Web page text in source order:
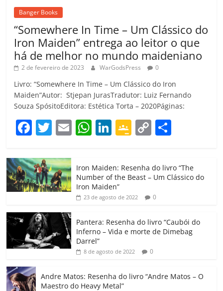
Banger Books
“Somewhere In Time – Um Clássico do
Iron Maiden” entrega ao leitor o que
há de melhor no mundo maideniano
2 de fevereiro de 2023 WarGodsPress 0
Livro: “Somewhere In Time – Um Clássico do Iron
Maiden”Autor: Stjepan JurasTradutor: Luiz Fernando
Souza SpósitoEditora: Estética Torta – 2020Páginas:
F
c
e
b
o
o
k
T
itt
er
E W
at
s
A
p
Li
e
dI
G
gl
e
Cl
a
ss
ro
o
C
p
y
Li
k
m
p
h
ar
Iron Maiden: Resenha do livro “The
Number of the Beast – Um Clássico do
Iron Maiden”
23 de agosto de 2022 0
Pantera: Resenha do livro “Caubói do
Inferno – Vida e morte de Dimebag
Darrel”
8 de agosto de 2022 0
Andre Matos: Resenha do livro “Andre Matos – O
Maestro do Heavy Metal”